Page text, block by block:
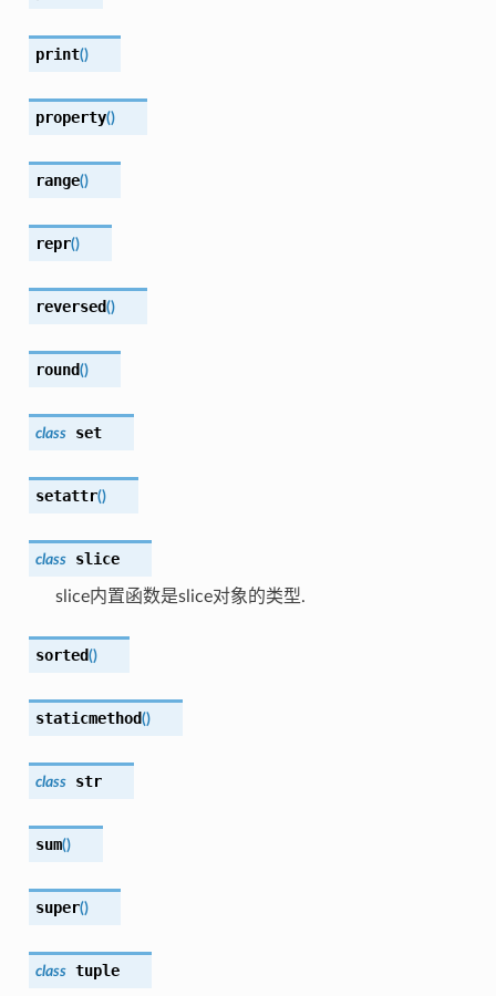
print()
property()
range()
repr()
reversed()
round()
class set
setattr()
class slice
slice内置函数是slice对象的类型.
sorted()
staticmethod()
class str
sum()
super()
class tuple